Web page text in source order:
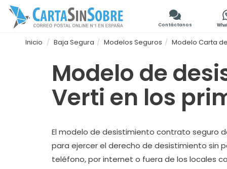
Contáctanos
Inicio Baja Segura Modelos Seguros Modelo Carta
Modelo de
Verti en los
El modelo de desistimiento contrato seguro
para ejercer el derecho de desistimiento sin
teléfono, por internet o fuera de los locales